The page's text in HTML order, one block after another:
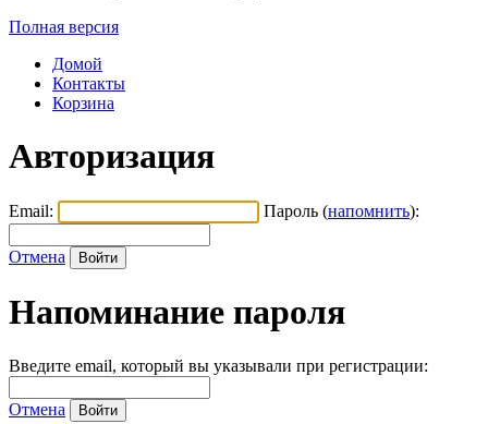
Полная версия
Домой
Контакты
Корзина
Авторизация
Email: Пароль (напомнить):
Отмена
Напоминание пароля
Введите email, который вы указывали при регистрации:
Отмена